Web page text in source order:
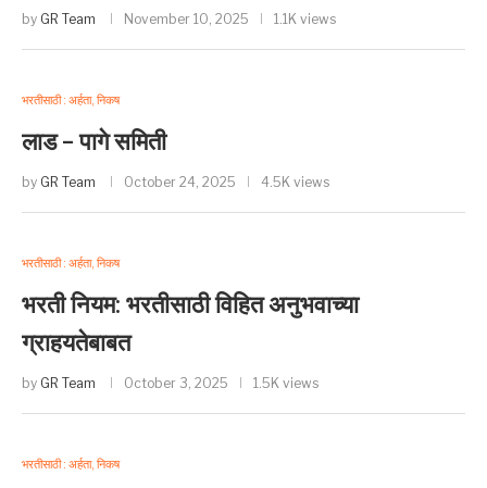
by GR Team November 10, 2025 1.1K views
भरतीसाठी : अर्हता, निकष
लाड – पागे समिती
by GR Team October 24, 2025 4.5K views
भरतीसाठी : अर्हता, निकष
भरती नियम: भरतीसाठी विहित अनुभवाच्या
ग्राहयतेबाबत
by GR Team October 3, 2025 1.5K views
भरतीसाठी : अर्हता, निकष